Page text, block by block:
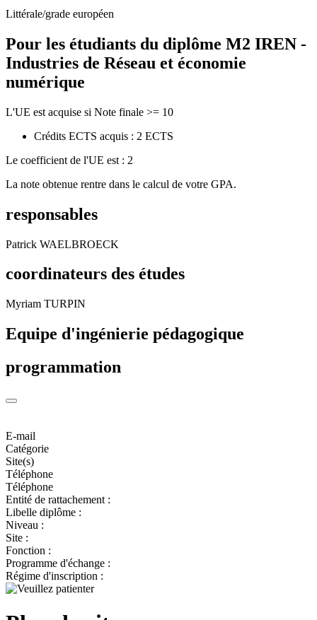
Littérale/grade européen
Pour les étudiants du diplôme M2 IREN -
Industries de Réseau et économie
numérique
L'UE est acquise si Note finale >= 10
Crédits ECTS acquis : 2 ECTS
Le coefficient de l'UE est : 2
La note obtenue rentre dans le calcul de votre GPA.
responsables
Patrick WAELBROECK
coordinateurs des études
Myriam TURPIN
Equipe d'ingénierie pédagogique
programmation
E-mail
Catégorie
Site(s)
Téléphone
Téléphone
Entité de rattachement :
Libelle diplôme :
Niveau :
Site :
Fonction :
Programme d'échange :
Régime d'inscription :